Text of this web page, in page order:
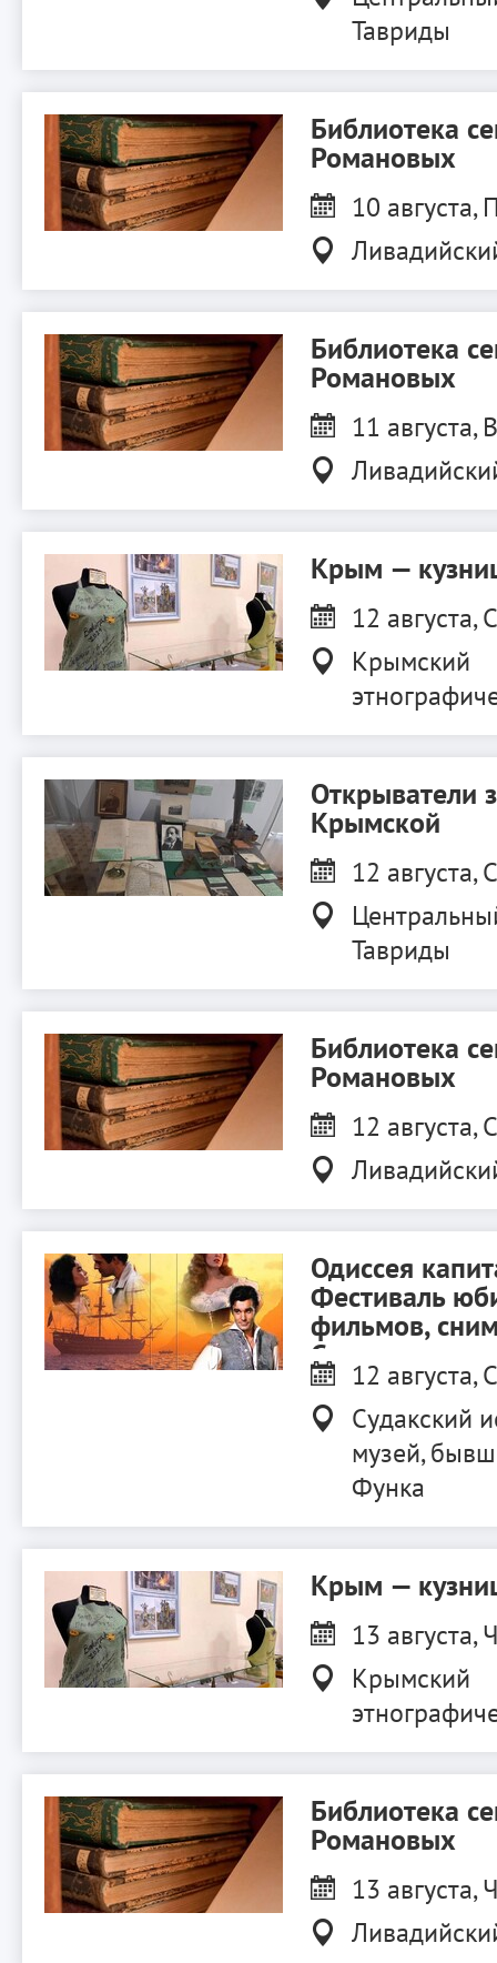
Тавриды
Библиотека
Романовых
10 августа,
Библиотека
Романовых
11 августа,
Крым —
12 августа,
Крымский
Открыватели
Крымской
12 августа,
Тавриды
Библиотека
Романовых
12 августа,
Одиссея
Фестиваль
фильмов,
Судаке.
12 августа,
Судакский
музей,
Функа
Крым —
13 августа,
Крымский
Библиотека
Романовых
13 августа,